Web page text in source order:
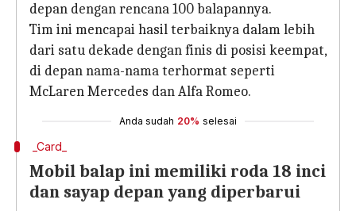
depan dengan rencana 100 balapannya.
Tim ini mencapai hasil terbaiknya dalam lebih
dari satu dekade dengan finis di posisi keempat,
di depan nama-nama terhormat seperti
McLaren Mercedes dan Alfa Romeo.
Anda sudah 20% selesai
_Card_
Mobil balap ini memiliki roda 18 inci
dan sayap depan yang diperbarui